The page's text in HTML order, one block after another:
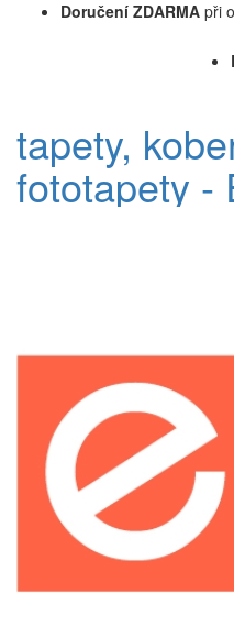
Doručení ZDARMA při
tapety,
fototapety -